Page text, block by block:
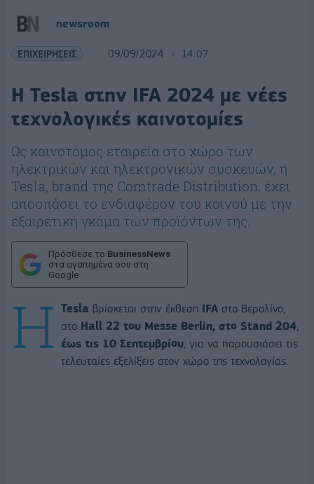
newsroom
ΕΠΙΧΕΙΡΗΣΕΙΣ 09/09/2024 14:07
Η Tesla στην IFA 2024 με νέες
τεχνολογικές καινοτομίες
Ως καινοτόμος εταιρεία στο χώρο των
ηλεκτρικών και ηλεκτρονικών συσκευών, η
Tesla, brand της Comtrade Distribution, έχει
αποσπάσει το ενδιαφέρον του κοινού με την
εξαιρετική γκάμα των προϊόντων της.
Πρόσθεσε το BusinessNews
στα αγαπημένα σου στη
Google
Η Tesla βρίσκεται στην έκθεση IFA στο Βερολίνο,
στο Hall 22 του Messe Berlin, στο Stand 204,
έως τις 10 Σεπτεμβρίου, για να παρουσιάσει τις
τελευταίες εξελίξεις στον χώρο της τεχνολογίας.